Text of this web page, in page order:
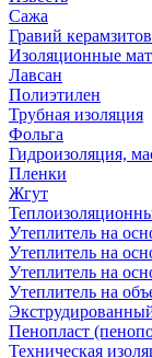
Сажа
Гравий
Изоляционные
Лавсан
Полиэтилен
Трубная изоляция
Фольга
Гидроизоляция,
Пленки
Жгут
Утеплитель на
Утеплитель на
Утеплитель на
Утеплитель на
Пенопласт
Техническая